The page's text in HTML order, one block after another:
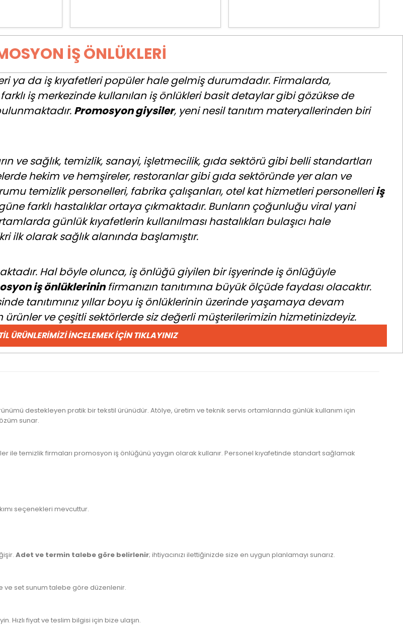
İŞ ÖNLÜKLERI
ya da iş kıyafetleri popüler hale gelmiş durumdadır. Firmalarda,
iş merkezinde kullanılan iş önlükleri basit detaylar gibi gözükse de
Promosyon giysiler, yeni nesil tanıtım materyallerinden biri
ve sağlık, temizlik, sanayi, işletmecilik, gıda sektörü gibi belli standartları
hekim ve hemşireler, restoranlar gibi gıda sektöründe yer alan ve
temizlik personelleri, fabrika çalışanları, otel kat hizmetleri personelleriiş
farklı hastalıklar ortaya çıkmaktadır. Bunların çoğunluğu viral yani
günlük kıyafetlerin kullanılması hastalıkları bulaşıcı hale
ilk olarak sağlık alanında başlamıştır.
Hal böyle olunca, iş önlüğü giyilen bir işyerinde iş önlüğüyle
iş önlüklerininfirmanızın tanıtımına büyük ölçüde faydası olacaktır.
tanıtımınız yıllar boyu iş önlüklerinin üzerinde yaşamaya devam
ve çeşitli sektörlerde siz değerli müşterilerimizin hizmetinizdeyiz.
ÜRÜNLERIMIZI İNCELEMEK İÇIN TIKLAYINIZ
destekleyen pratik bir tekstil ürünüdür. Atölye, üretim ve teknik servis ortamlarında günlük kullanım için
sunar.
temizlik firmaları promosyon iş önlüğünü yaygın olarak kullanır. Personel kıyafetinde standart sağlamak
seçenekleri mevcuttur.
Adet ve termin talebe göre belirlenir; ihtiyacınızı ilettiğinizde size en uygun planlamayı sunarız.
ve set sunum talebe göre düzenlenir.
Hızlı fiyat ve teslim bilgisi için bize ulaşın.